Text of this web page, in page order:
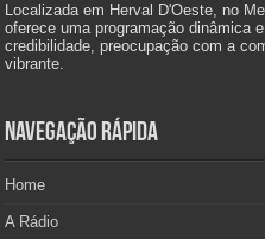
Localizada em Herval D'Oeste, no
oferece uma programação dinâmica
credibilidade, preocupação com a
vibrante.
Navegação Rápida
Home
A Rádio